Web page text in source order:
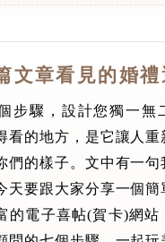
文章看見的婚禮
步驟，設計您獨一無
看的地方，是它讓人重
們的樣子。文中有一句
天要跟大家分享一個簡
的電子喜帖(賀卡)網站